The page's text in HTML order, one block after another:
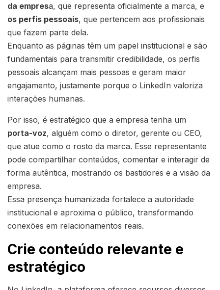
da empresa, que representa oficialmente a marca, e
os perfis pessoais, que pertencem aos profissionais
que fazem parte dela.
Enquanto as páginas têm um papel institucional e são
fundamentais para transmitir credibilidade, os perfis
pessoais alcançam mais pessoas e geram maior
engajamento, justamente porque o LinkedIn valoriza
interações humanas.
Por isso, é estratégico que a empresa tenha um
porta-voz, alguém como o diretor, gerente ou CEO,
que atue como o rosto da marca. Esse representante
pode compartilhar conteúdos, comentar e interagir de
forma autêntica, mostrando os bastidores e a visão da
empresa.
Essa presença humanizada fortalece a autoridade
institucional e aproxima o público, transformando
conexões em relacionamentos reais.
Crie conteúdo relevante e
estratégico